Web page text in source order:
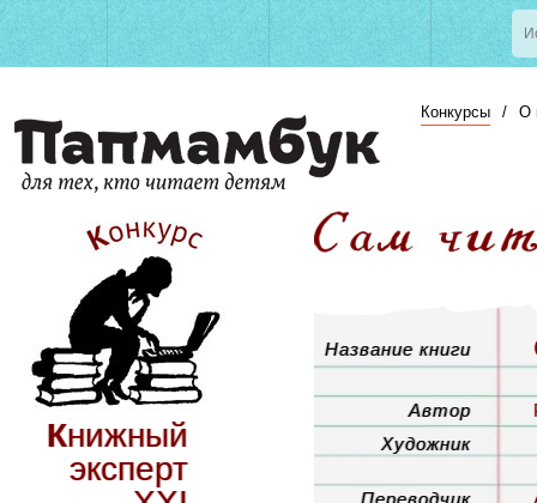
Конкурсы / О
Книжный
эксперт
Название книги
Автор
Художник
Переводчик